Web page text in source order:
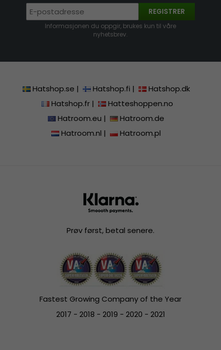
REGISTRER
Informasjonen du oppgir, brukes kun til våre
nyhetsbrev.
Hatshop.se | Hatshop.fi |
Hatshop.dk
Hatshop.fr|
Hatteshoppen.no
Hatroom.eu |
Hatroom.de
Hatroom.nl | Hatroom.pl
Prøv først, betal senere.
Fastest Growing Company of the Year
2017 - 2018 - 2019 - 2020 - 2021